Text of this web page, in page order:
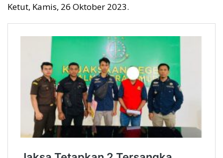
Ketut, Kamis, 26 Oktober 2023.